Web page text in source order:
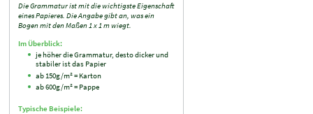
Die Grammatur ist mit die wichtigste Eigenschaft
eines Papieres. Die Angabe gibt an, was ein
Bogen mit den Maßen 1 x 1 m wiegt.
Im Überblick:
je höher die Grammatur, desto dicker und
stabiler ist das Papier
ab 150g/m² = Karton
ab 600g/m² = Pappe
Typische Beispiele: